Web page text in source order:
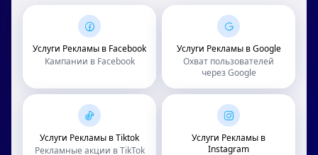
Услуги Рекламы в Facebook
Кампании в Facebook
Услуги Рекламы в Google
Охват пользователей
через Google
Услуги Рекламы в Tiktok
Рекламные акции в TikTok
Услуги Рекламы в
Instagram